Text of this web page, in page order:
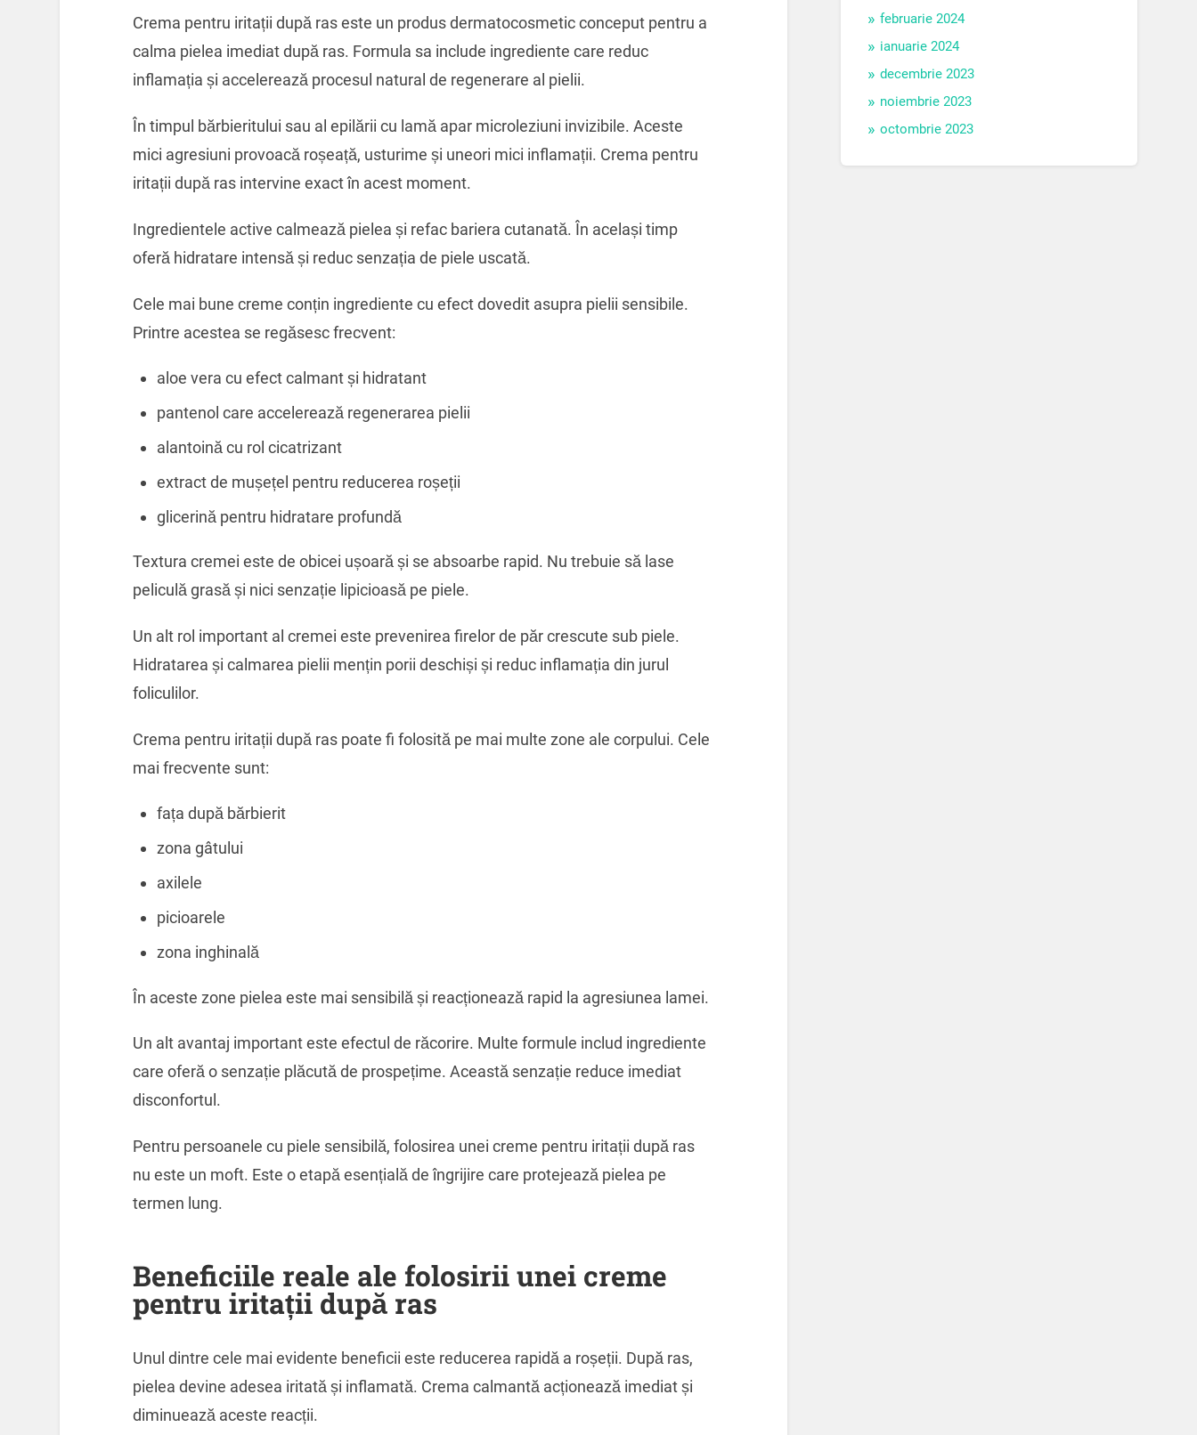
Crema pentru iritații după ras este un produs dermatocosmetic conceput pentru a
calma pielea imediat după ras. Formula sa include ingrediente care reduc
inflamația și accelerează procesul natural de regenerare al pielii.
În timpul bărbieritului sau al epilării cu lamă apar microleziuni invizibile. Aceste
mici agresiuni provoacă roșeață, usturime și uneori mici inflamații. Crema pentru
iritații după ras intervine exact în acest moment.
Ingredientele active calmează pielea și refac bariera cutanată. În același timp
oferă hidratare intensă și reduc senzația de piele uscată.
Cele mai bune creme conțin ingrediente cu efect dovedit asupra pielii sensibile.
Printre acestea se regăsesc frecvent:
aloe vera cu efect calmant și hidratant
pantenol care accelerează regenerarea pielii
alantoină cu rol cicatrizant
extract de mușețel pentru reducerea roșeții
glicerină pentru hidratare profundă
Textura cremei este de obicei ușoară și se absoarbe rapid. Nu trebuie să lase
peliculă grasă și nici senzație lipicioasă pe piele.
Un alt rol important al cremei este prevenirea firelor de păr crescute sub piele.
Hidratarea și calmarea pielii mențin porii deschiși și reduc inflamația din jurul
foliculilor.
Crema pentru iritații după ras poate fi folosită pe mai multe zone ale corpului. Cele
mai frecvente sunt:
fața după bărbierit
zona gâtului
axilele
picioarele
zona inghinală
În aceste zone pielea este mai sensibilă și reacționează rapid la agresiunea lamei.
Un alt avantaj important este efectul de răcorire. Multe formule includ ingrediente
care oferă o senzație plăcută de prospețime. Această senzație reduce imediat
disconfortul.
Pentru persoanele cu piele sensibilă, folosirea unei creme pentru iritații după ras
nu este un moft. Este o etapă esențială de îngrijire care protejează pielea pe
termen lung.
Beneficiile reale ale folosirii unei creme
pentru iritații după ras
Unul dintre cele mai evidente beneficii este reducerea rapidă a roșeții. După ras,
pielea devine adesea iritată și inflamată. Crema calmantă acționează imediat și
diminuează aceste reacții.
februarie 2024
ianuarie 2024
decembrie 2023
noiembrie 2023
octombrie 2023